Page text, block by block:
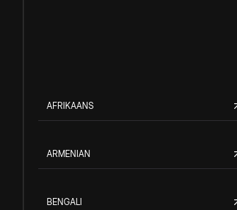
AFRIKAANS
ARMENIAN
BENGALI